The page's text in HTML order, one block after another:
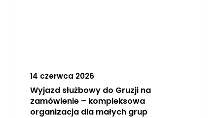
14 czerwca 2026
Wyjazd służbowy do Gruzji na
zamówienie – kompleksowa
organizacja dla małych grup